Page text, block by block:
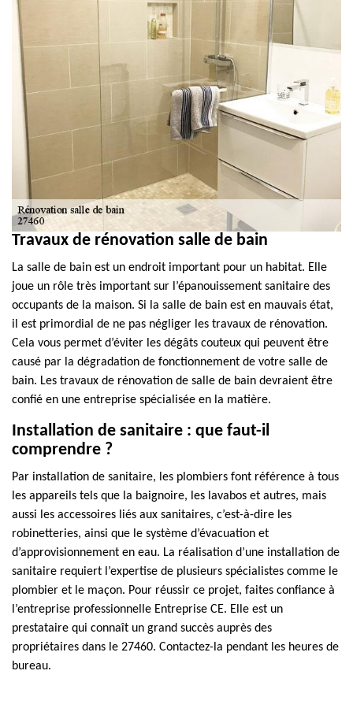
Travaux de rénovation salle de bain
La salle de bain est un endroit important pour un habitat. Elle
joue un rôle très important sur l’épanouissement sanitaire des
occupants de la maison. Si la salle de bain est en mauvais état,
il est primordial de ne pas négliger les travaux de rénovation.
Cela vous permet d’éviter les dégâts couteux qui peuvent être
causé par la dégradation de fonctionnement de votre salle de
bain. Les travaux de rénovation de salle de bain devraient être
confié en une entreprise spécialisée en la matière.
Installation de sanitaire : que faut-il
comprendre ?
Par installation de sanitaire, les plombiers font référence à tous
les appareils tels que la baignoire, les lavabos et autres, mais
aussi les accessoires liés aux sanitaires, c’est-à-dire les
robinetteries, ainsi que le système d’évacuation et
d’approvisionnement en eau. La réalisation d’une installation de
sanitaire requiert l’expertise de plusieurs spécialistes comme le
plombier et le maçon. Pour réussir ce projet, faites confiance à
l’entreprise professionnelle Entreprise CE. Elle est un
prestataire qui connaît un grand succès auprès des
propriétaires dans le 27460. Contactez-la pendant les heures de
bureau.